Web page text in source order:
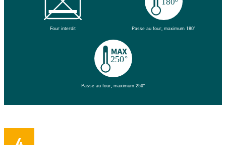
Four interdit Passe au four, maximum 180°
Passe au four, maximum 250°